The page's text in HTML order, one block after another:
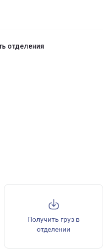
отделения
Получить груз в
отделении